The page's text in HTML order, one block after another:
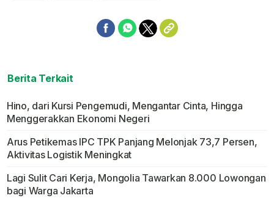
Berita Terkait
Hino, dari Kursi Pengemudi, Mengantar Cinta, Hingga
Menggerakkan Ekonomi Negeri
Arus Petikemas IPC TPK Panjang Melonjak 73,7 Persen,
Aktivitas Logistik Meningkat
Lagi Sulit Cari Kerja, Mongolia Tawarkan 8.000 Lowongan
bagi Warga Jakarta